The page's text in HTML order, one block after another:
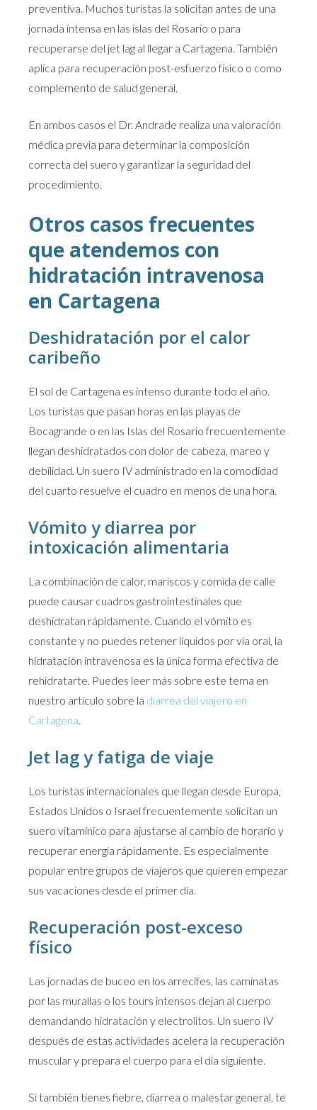
preventiva. Muchos turistas la solicitan antes de una
jornada intensa en las islas del Rosario o para
recuperarse del jet lag al llegar a Cartagena. También
aplica para recuperación post-esfuerzo físico o como
complemento de salud general.
En ambos casos el Dr. Andrade realiza una valoración
médica previa para determinar la composición
correcta del suero y garantizar la seguridad del
procedimiento.
Otros casos frecuentes
que atendemos con
hidratación intravenosa
en Cartagena
Deshidratación por el calor
caribeño
El sol de Cartagena es intenso durante todo el año.
Los turistas que pasan horas en las playas de
Bocagrande o en las Islas del Rosario frecuentemente
llegan deshidratados con dolor de cabeza, mareo y
debilidad. Un suero IV administrado en la comodidad
del cuarto resuelve el cuadro en menos de una hora.
Vómito y diarrea por
intoxicación alimentaria
La combinación de calor, mariscos y comida de calle
puede causar cuadros gastrointestinales que
deshidratan rápidamente. Cuando el vómito es
constante y no puedes retener líquidos por vía oral, la
hidratación intravenosa es la única forma efectiva de
rehidratarte. Puedes leer más sobre este tema en
nuestro artículo sobre la diarrea del viajero en
Cartagena.
Jet lag y fatiga de viaje
Los turistas internacionales que llegan desde Europa,
Estados Unidos o Israel frecuentemente solicitan un
suero vitamínico para ajustarse al cambio de horario y
recuperar energía rápidamente. Es especialmente
popular entre grupos de viajeros que quieren empezar
sus vacaciones desde el primer día.
Recuperación post-exceso
físico
Las jornadas de buceo en los arrecifes, las caminatas
por las murallas o los tours intensos dejan al cuerpo
demandando hidratación y electrolitos. Un suero IV
después de estas actividades acelera la recuperación
muscular y prepara el cuerpo para el día siguiente.
Si también tienes fiebre, diarrea o malestar general, te